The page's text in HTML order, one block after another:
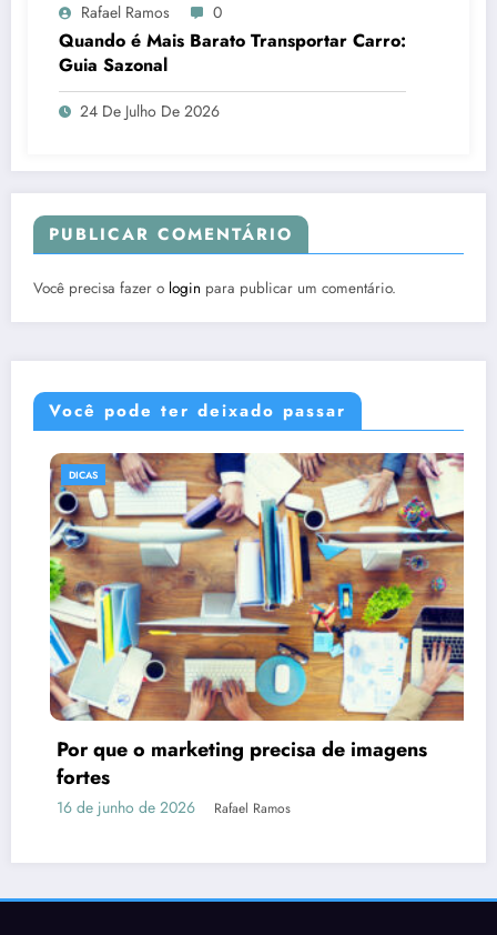
Rafael Ramos 0
Quando é Mais Barato Transportar Carro:
Guia Sazonal
24 De Julho De 2026
PUBLICAR COMENTÁRIO
Você precisa fazer o login para publicar um comentário.
Você pode ter deixado passar
DICAS